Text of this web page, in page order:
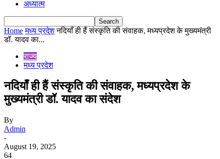
अध्यात्म
Home मध्य प्रदेश नदियाँ ही हैं संस्कृति की संवाहक, मध्यप्रदेश के मुख्यमंत्री
डॉ. यादव का...
राज्य
मध्य प्रदेश
नदियाँ ही हैं संस्कृति की संवाहक, मध्यप्रदेश के
मुख्यमंत्री डॉ. यादव का संदेश
By
Admin
-
August 19, 2025
64